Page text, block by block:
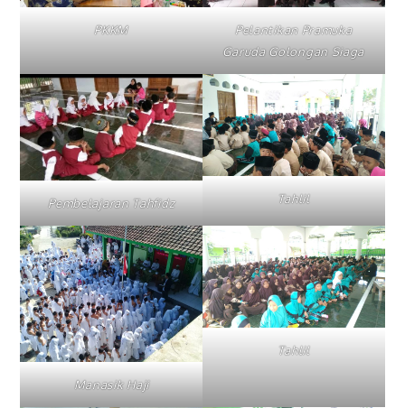
PKKM
Pelantikan Pramuka
Garuda Golongan Siaga
Pembelajaran Tahfidz Tahlil
Manasik Haji
Tahlil